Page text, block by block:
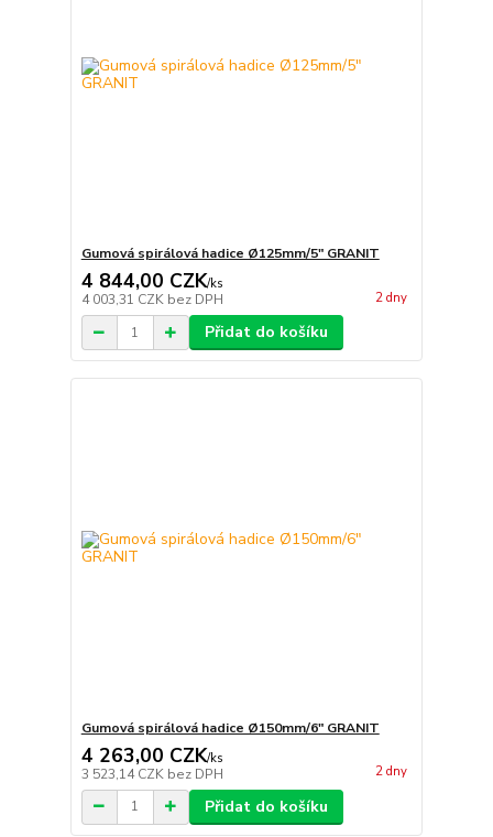
Gumová spirálová hadice Ø125mm/5" GRANIT
4 844,00 CZK/ks
4 003,31 CZK bez DPH 2 dny
Přidat do košíku
Gumová spirálová hadice Ø150mm/6" GRANIT
4 263,00 CZK/ks
3 523,14 CZK bez DPH 2 dny
Přidat do košíku